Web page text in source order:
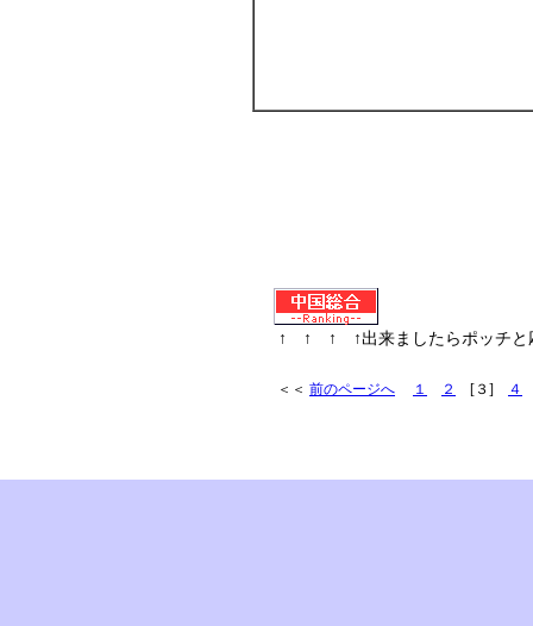
↑ ↑ ↑ ↑出来ましたらポッチと
＜＜ 前のページへ １ ２ [３] ４